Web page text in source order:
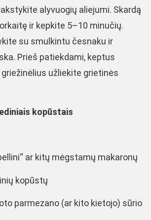
alyvuogių aliejumi. Skardą
ir kepkite 5–10 minučių.
su smulkintu česnaku ir
Prieš patiekdami, keptus
užliekite grietinės
kopūstais
ar kitų mėgstamų makaronų
kopūstų
(ar kito kietojo) sūrio